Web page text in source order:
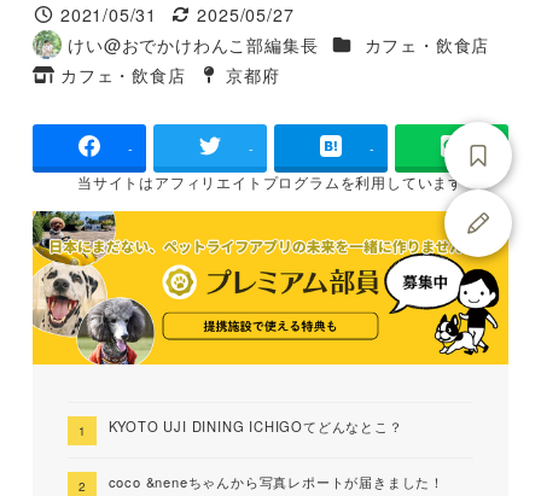
投稿日
2021/05/31
更新日
2025/05/27
著
者
けい@おでかけわんこ部編集長 施設ジャンル
カフェ・飲食店
タグ
カフェ・飲食店
タグ
京都府
- - -
当サイトはアフィリエイトプログラムを利用しています
KYOTO UJI DINING ICHIGOてどんなとこ？
coco &neneちゃんから写真レポートが届きました！